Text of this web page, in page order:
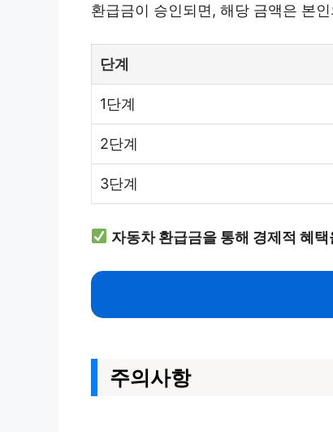
환급금이 승인되면, 해당 금액은 본
단계
1단계
2단계
3단계
자동차 환급금을 통해 경제적 혜
주의사항